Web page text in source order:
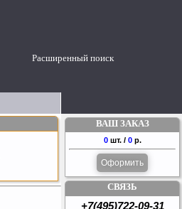
Расширенный поиск
ВАШ ЗАКАЗ
0 шт. / 0 р.
Оформить
СВЯЗЬ
+7(495)722-09-31